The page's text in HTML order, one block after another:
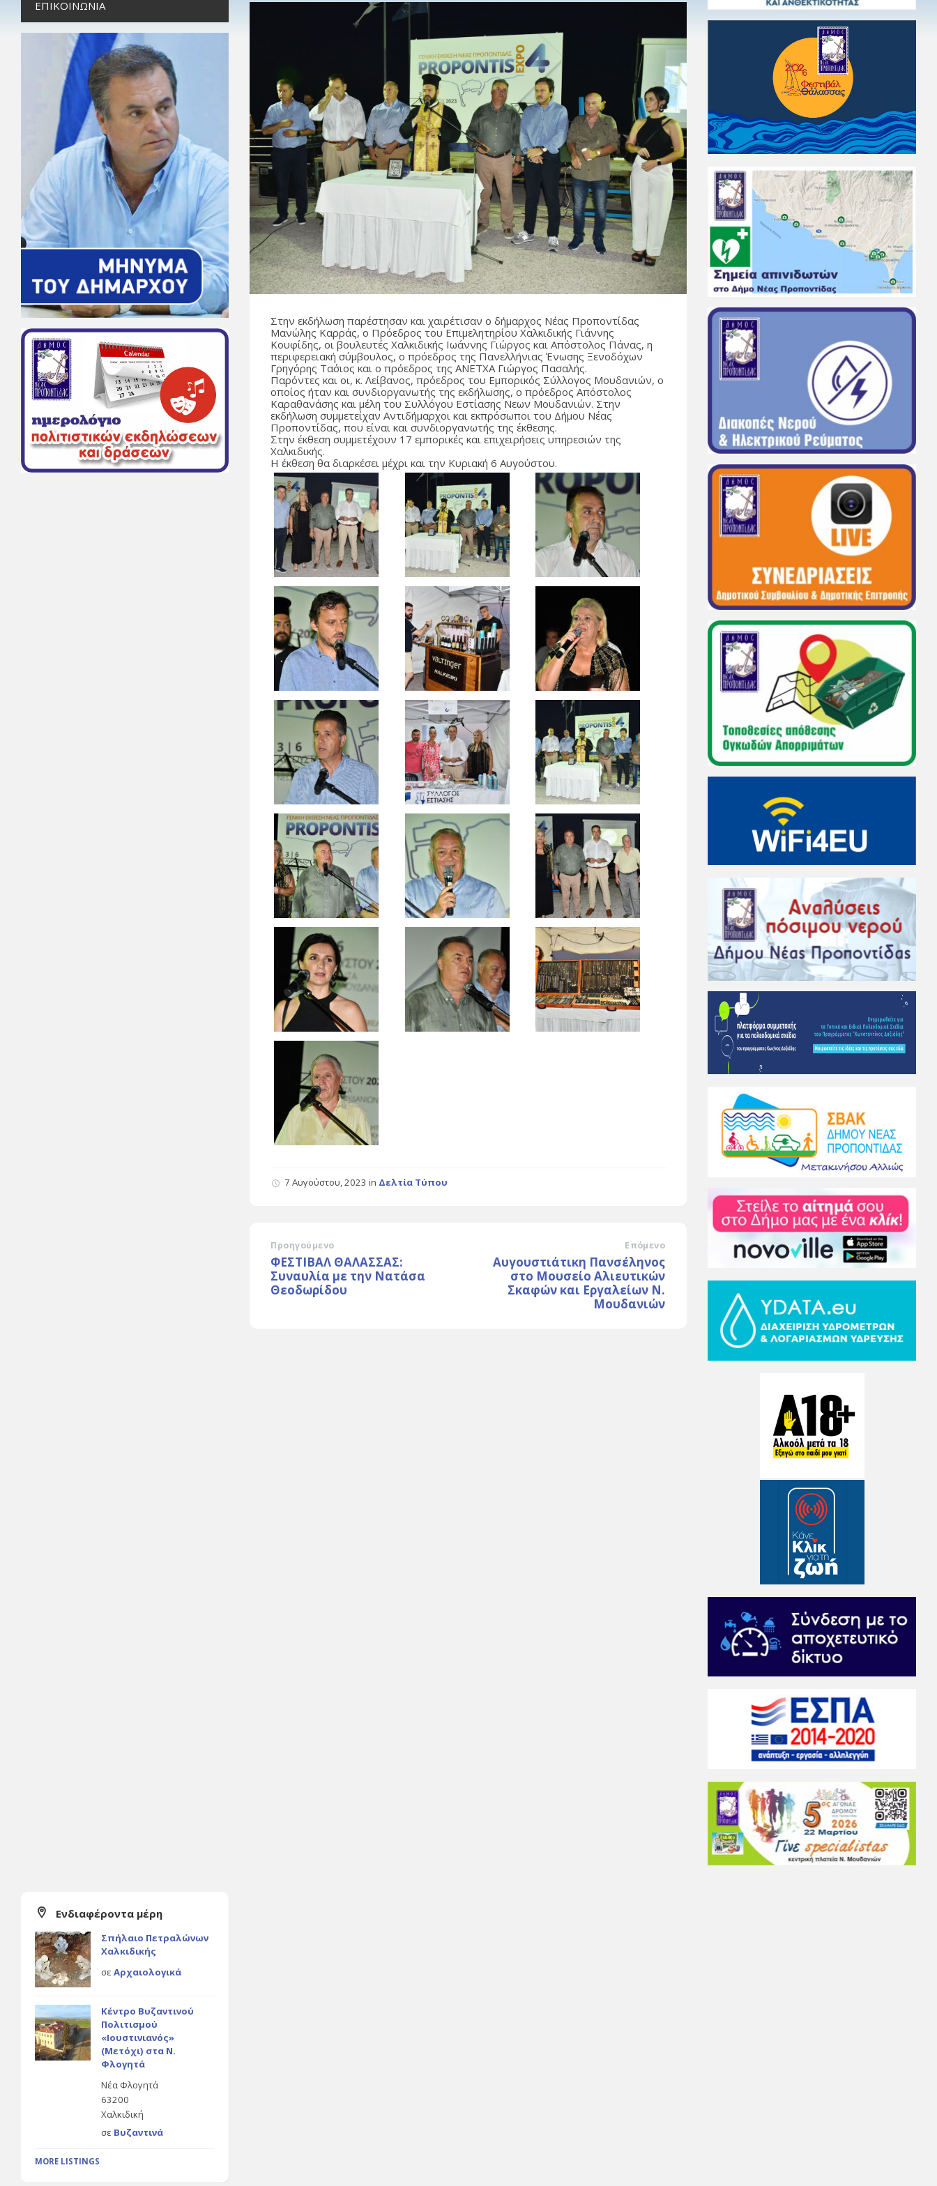
Στην εκδήλωση παρέστησαν και χαιρέτισαν ο δήμαρχος Νέας Προποντίδας
Μανώλης Καρράς, ο Πρόεδρος του Επιμελητηρίου Χαλκιδικής Γιάννης
Κουφίδης, οι βουλευτές Χαλκιδικής Ιωάννης Γιώργος και Απόστολος Πάνας, η
περιφερειακή σύμβουλος, ο πρόεδρος της Πανελλήνιας Ένωσης Ξενοδόχων
Γρηγόρης Τα΄σιος και ο πρόεδρος της ΑΝΕΤΧΑ Γιώργος Πασαλής.
Παρόντες και οι, κ. Λείβανος, πρόεδρος του Εμπορικός Σύλλογος Μουδανιών, ο
οποίος ήταν και συνδιοργανωτής της εκδήλωσης, ο πρόεδρος Απόστολος
Καραθανάσης και μέλη του Συλλόγου Εστίασης Νεων Μουδανιών. Στην
εκδήλωση συμμετείχαν Αντιδήμαρχοι και εκπρόσωποι του Δήμου Νέας
Προποντίδας, που είναι και συνδιοργανωτής της έκθεσης.
Στην έκθεση συμμετέχουν 17 εμπορικές και επιχειρήσεις υπηρεσιών της
Χαλκιδικής.
Η έκθεση θα διαρκέσει μέχρι και την Κυριακή 6 Αυγούστου.
7 Αυγούστου, 2023in Δελτία Τύπου
Προηγούμενο
ΦΕΣΤΙΒΑΛ ΘΑΛΑΣΣΑΣ:
Συναυλία με την Νατάσα
Θεοδωρίδου
Επόμενο
Αυγουστιάτικη Πανσέληνος
στο Μουσείο Αλιευτικών
Σκαφών και Εργαλείων Ν.
Μουδανιών
ΕΠΙΚΟΙΝΩΝΊΑ
Ενδιαφέροντα μέρη
Σπήλαιο Πετραλώνων
Χαλκιδικής
σε Αρχαιολογικά
Κέντρο Βυζαντινού
Πολιτισμού
«Ιουστινιανός»
(Μετόχι) στα Ν.
Φλογητά
Νέα Φλογητά
63200
Χαλκιδική
σε Βυζαντινά
MORE LISTINGS